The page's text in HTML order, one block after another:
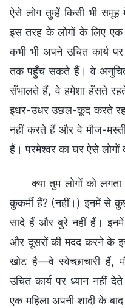
ऐसे लोग तुम्हें किसी भी समूह
इस तरह के लोगों के लिए एक
कभी भी अपने उचित कार्य
तक पहुँच सकते हैं। वे
सँभालते हैं, वे हमेशा हँसते
इधर-उधर उछल-कूद करते रहते
नहीं करते हैं और वे मौज-
हैं। परमेश्वर का घर ऐसे
क्या तुम लोगों को
कुकर्मी हैं? (नहीं।) इनमें से
सादे हैं और बुरे नहीं हैं।
और दूसरों की मदद करने के
खोट है—वे स्वेच्छाचारी
उचित कार्य पर ध्यान नहीं
एक महिला अपनी शादी के